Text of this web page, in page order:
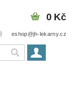
eshop@jh-lekarny.cz
0 Kč